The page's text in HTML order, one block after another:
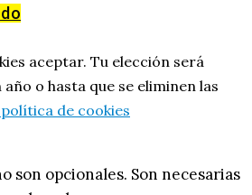
aceptar. Tu elección será
o hasta que se eliminen las
de cookies
son opcionales. Son necesarias